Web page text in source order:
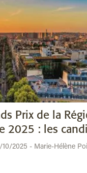
Prix de la
2025 : les
10/2025 - Marie-Hélène